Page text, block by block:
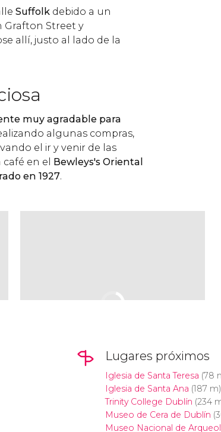
Suffolk debido a un
Grafton Street y
allí, justo al lado de la
muy agradable para
algunas compras,
el ir y venir de las
en el Bewleys's Oriental
en 1927.
Lugares próximos
Iglesia de Santa Teresa (78
Iglesia de Santa Ana (187 m)
Trinity College Dublín (234
Museo de Cera de Dublín
Museo Nacional de